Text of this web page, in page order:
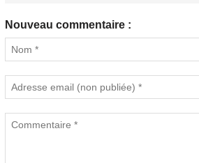
Nouveau commentaire :